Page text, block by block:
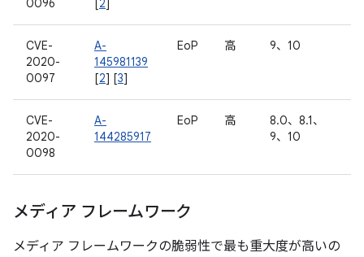
0096 2
CVE-
2020-
0097
A-
145981139
[2] [3]
EoP 高 9、10
CVE-
2020-
0098
A-
144285917
EoP 高
8.0、8.1、
9、10
メディア フレームワーク
メディア フレームワークの脆弱性で最も重大度が高いの